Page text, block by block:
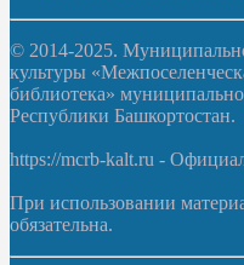
© 2014-2025.
культуры
библиотека»
Республики Башкортостан.
https://mcrb-kalt.ru -
При использовании
обязательна.